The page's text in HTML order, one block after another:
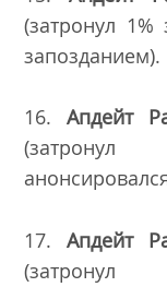
(затронул
запозданием).
16.Апдейт
17.Апдейт